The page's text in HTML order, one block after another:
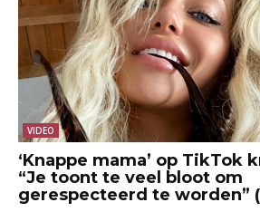
VIDEO
‘Knappe mama’ op
“Je toont te veel bloot om
gerespecteerd te worden”